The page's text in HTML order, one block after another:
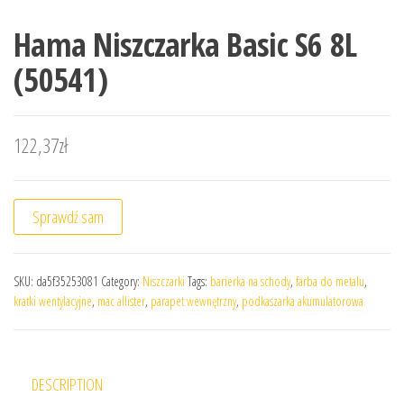
Hama Niszczarka Basic S6 8L
(50541)
122,37zł
Sprawdź sam
SKU: da5f35253081 Category: Niszczarki Tags: barierka na schody, farba do metalu,
kratki wentylacyjne, mac allister, parapet wewnętrzny, podkaszarka akumulatorowa
DESCRIPTION